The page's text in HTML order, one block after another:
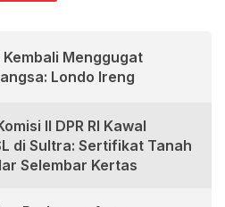
Menggugat
Londo Ireng
II DPR RI Kawal
di Sultra: Sertifikat Tanah
Selembar Kertas